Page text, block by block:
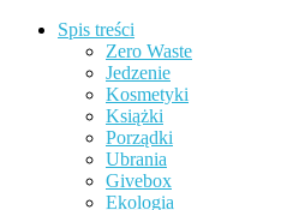
Spis treści
Zero Waste
Jedzenie
Kosmetyki
Książki
Porządki
Ubrania
Givebox
Ekologia